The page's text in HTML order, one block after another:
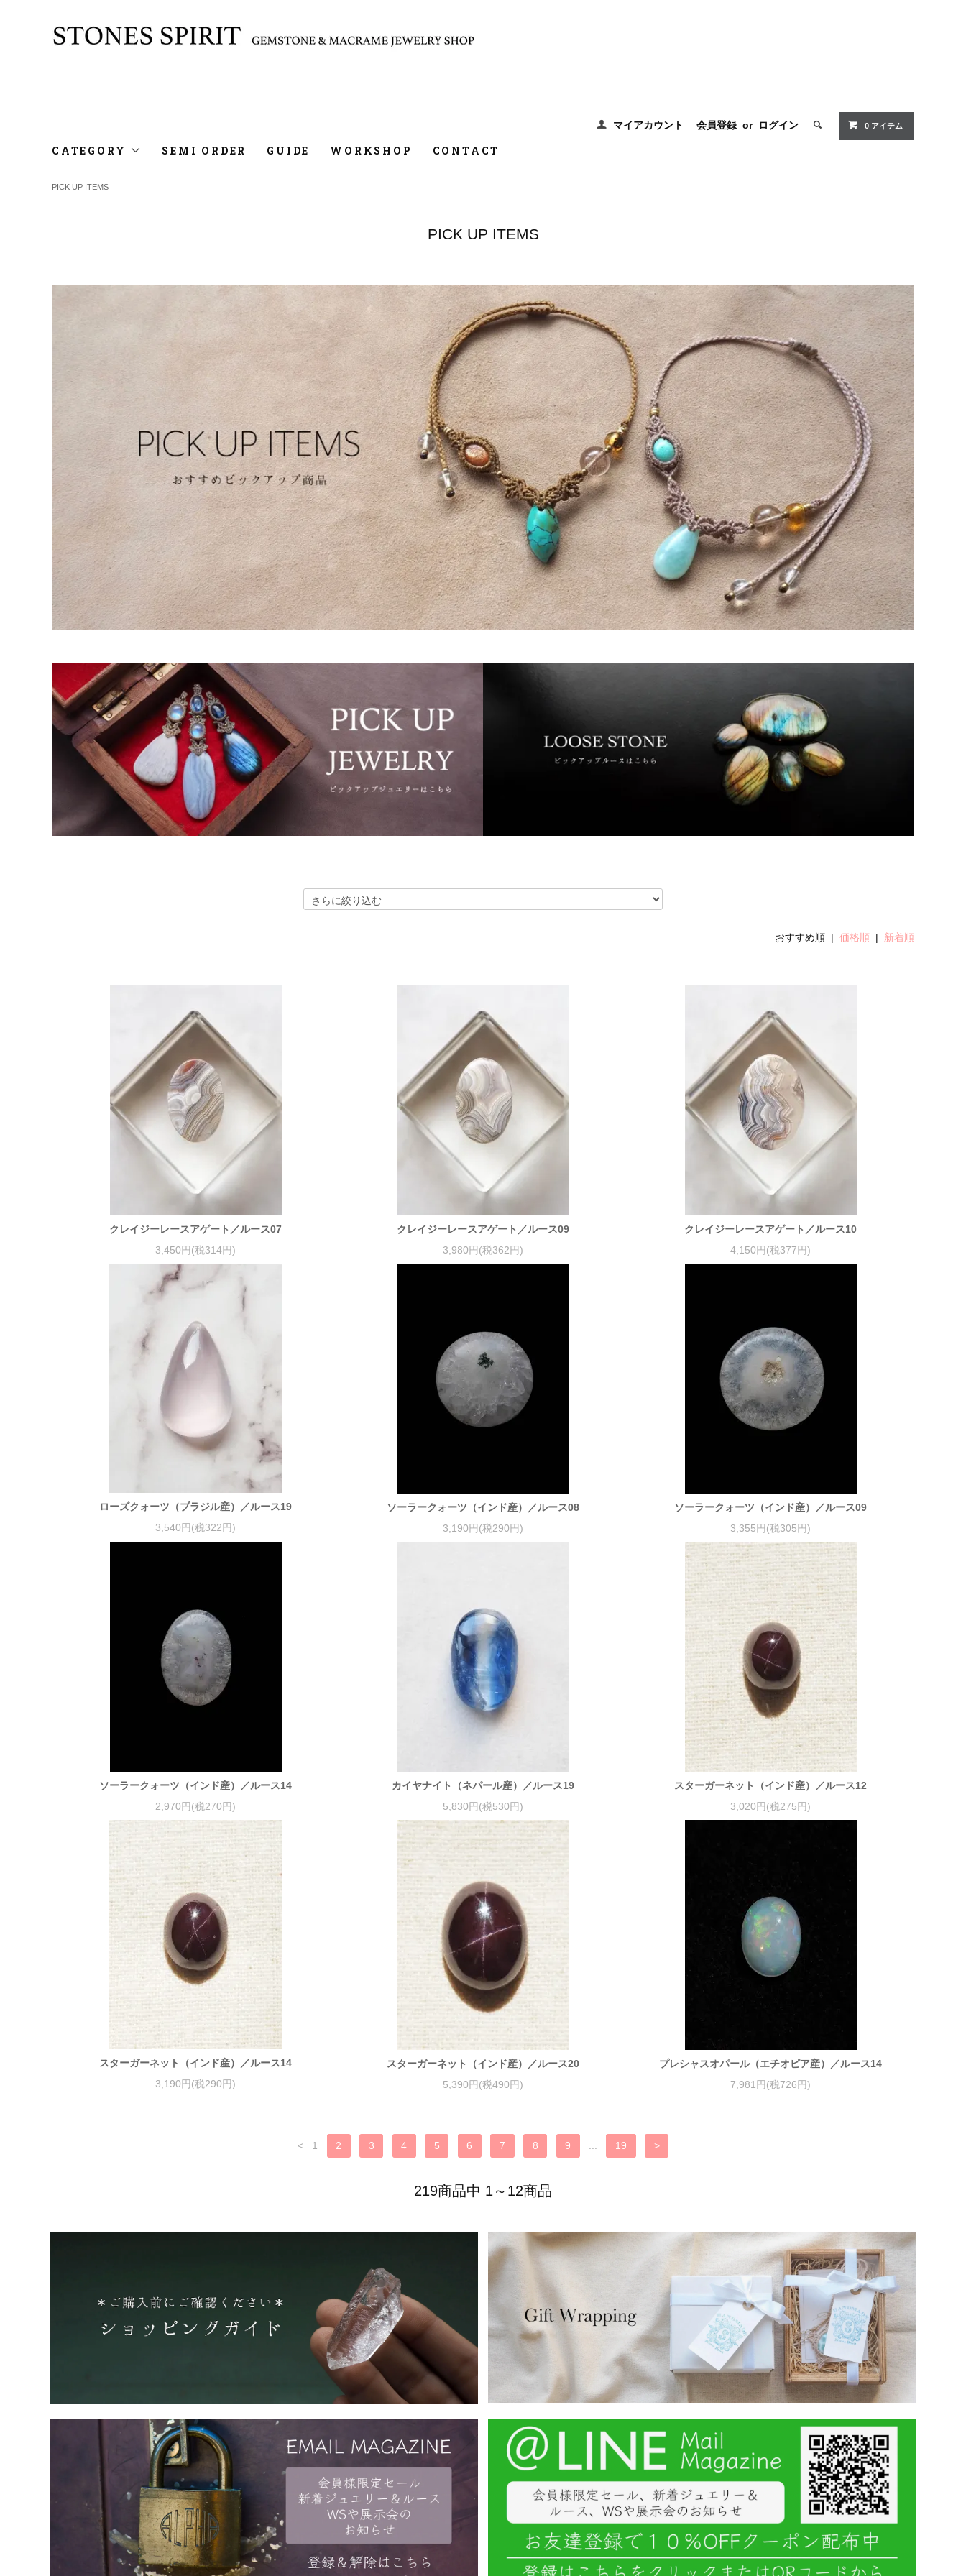
マイアカウント 会員登録 or ログイン 0 アイテム
CATEGORY SEMI ORDER GUIDE WORKSHOP CONTACT
PICK UP ITEMS
PICK UP ITEMS
おすすめ順 | 価格順 | 新着順
クレイジーレースアゲート／ルース07
3,450円(税314円)
クレイジーレースアゲート／ルース09
3,980円(税362円)
クレイジーレースアゲート／ルース10
4,150円(税377円)
ローズクォーツ（ブラジル産）／ルース19
3,540円(税322円)
ソーラークォーツ（インド産）／ルース08
3,190円(税290円)
ソーラークォーツ（インド産）／ルース09
3,355円(税305円)
ソーラークォーツ（インド産）／ルース14
2,970円(税270円)
カイヤナイト（ネパール産）／ルース19
5,830円(税530円)
スターガーネット（インド産）／ルース12
3,020円(税275円)
スターガーネット（インド産）／ルース14
3,190円(税290円)
スターガーネット（インド産）／ルース20
5,390円(税490円)
プレシャスオパール（エチオピア産）／ルース14
7,981円(税726円)
< 1 2 3 4 5 6 7 8 9 ... 19 >
219商品中 1～12商品